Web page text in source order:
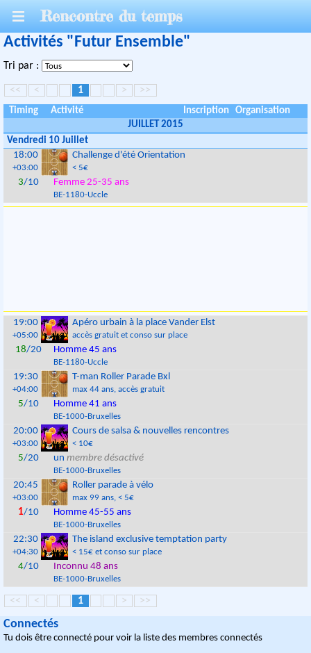
Rencontre du temps
Activités "Futur Ensemble"
Tri par :
<< < 1 > >>
Timing Activité Inscription
Organisation
JUILLET 2015
Vendredi 10 Juillet
18:00
+03:00
Challenge d'été Orientation
< 5€
3/10 Femme 25-35 ans
BE-1180-Uccle
19:00
+05:00
Apéro urbain à la place Vander Elst
accès gratuit et conso sur place
18/20 Homme 45 ans
BE-1180-Uccle
19:30
+04:00
T-man Roller Parade Bxl
max 44 ans, accès gratuit
5/10 Homme 41 ans
BE-1000-Bruxelles
20:00
+03:00
Cours de salsa & nouvelles rencontres
< 10€
5/20 unmembre désactivé
BE-1000-Bruxelles
20:45
+03:00
Roller parade à vélo
max 99 ans, < 5€
1/10 Homme 45-55 ans
BE-1000-Bruxelles
22:30
+04:30
The island exclusive temptation party
< 15€ et conso sur place
4/10 Inconnu 48 ans
BE-1000-Bruxelles
<< < 1 > >>
Connectés
Tu dois être connecté pour voir la liste des membres connectés